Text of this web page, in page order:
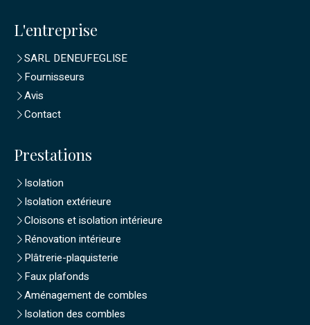
L'entreprise
SARL DENEUFEGLISE
Fournisseurs
Avis
Contact
Prestations
Isolation
Isolation extérieure
Cloisons et isolation intérieure
Rénovation intérieure
Plâtrerie-plaquisterie
Faux plafonds
Aménagement de combles
Isolation des combles